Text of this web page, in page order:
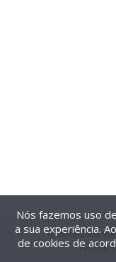
@2014-2026
Termos
Nós fazemos uso
a sua experiência.
de cookies de